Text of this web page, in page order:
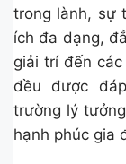
trong lành, sự
ích đa dạng,
giải trí đến
đều được
trường lý
hạnh phúc gia